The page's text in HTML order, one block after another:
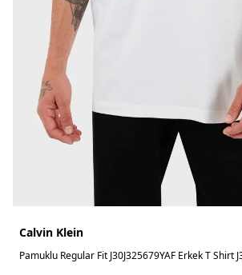
Calvin Klein
Pamuklu Regular Fit J30J325679YAF Erkek T Shirt